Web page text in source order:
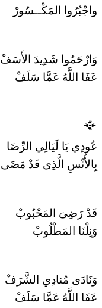
واجْبُرُوا المَكْــسُورْ
وَارْحَمُوا شَدِيدَ الأَسَفْ
عَفَا اللَّهُ عَمَّا سَلَفْ
عُودِي يَا لَيَالِي الرِّضَا
بِالأُنْسِ الَّذِى قَدْ مَضَى
قَدْ رَضِىَ المَحْبُوبْ
وَنِلْنَا المَطْلُوبْ
وَنَادَى مُنادِي الشَّرَفْ
عَفَا اللَّهُ عَمَّا سَلَفْ